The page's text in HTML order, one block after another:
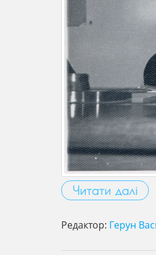
Читати далі
Редактор: Герун